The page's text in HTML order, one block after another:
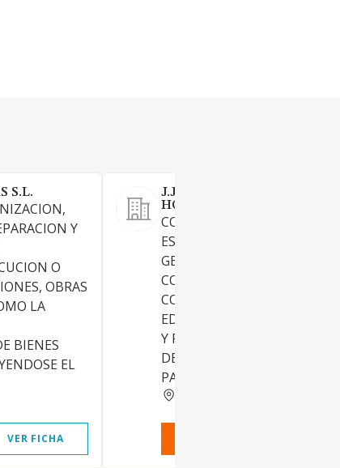
S.L.
Y
O
OBRAS
LA
BIENES
EL
VER FICHA
J.J.F. 2005 ESTRUCTURAS
HORMIGON S.L.
CONSTRUCCION DE
ESTRUCTURAS DE
GENERAL. CONSTRUCCION
COMPLETA, REPARACION Y
CONSERVACION DE OBRAS Y
EDIFICACIONES.
Y PREPARACION DE
DEMOLICIONES,
PARA ALUMBRAMIENTO DE